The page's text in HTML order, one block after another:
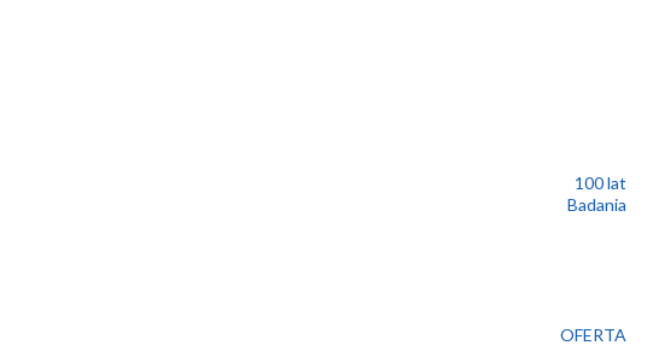
100 lat
Badania
OFERTA